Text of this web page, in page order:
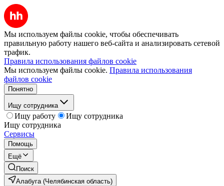
Мы используем файлы cookie, чтобы обеспечивать
правильную работу нашего веб-сайта и анализировать сетевой
трафик.
Правила использования файлов cookie
Мы используем файлы cookie. Правила использования
файлов cookie
Понятно
Ищу сотрудника
Ищу работу
Ищу сотрудника
Ищу сотрудника
Сервисы
Помощь
Ещё
Поиск
Алабуга (Челябинская область)